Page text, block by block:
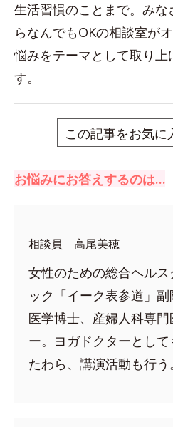
生活習慣のことまで。み
らなんでもOKの相談室が
悩みをテーマとして取り上
す。
この記事をお気に
お悩みにお答えするのは…
相談員 高尾美穂
女性のための総合ヘルス
ック「イーク表参道」副
医学博士、産婦人科専
ー。ヨガドクターとし
たわら、講演活動も行う。